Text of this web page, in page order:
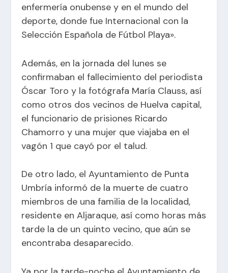
enfermería onubense y en el mundo del
deporte, donde fue Internacional con la
Selección Española de Fútbol Playa».
Además, en la jornada del lunes se
confirmaban el fallecimiento del periodista
Óscar Toro y la fotógrafa María Clauss, así
como otros dos vecinos de Huelva capital,
el funcionario de prisiones Ricardo
Chamorro y una mujer que viajaba en el
vagón 1 que cayó por el talud.
De otro lado, el Ayuntamiento de Punta
Umbría informó de la muerte de cuatro
miembros de una familia de la localidad,
residente en Aljaraque, así como horas más
tarde la de un quinto vecino, que aún se
encontraba desaparecido.